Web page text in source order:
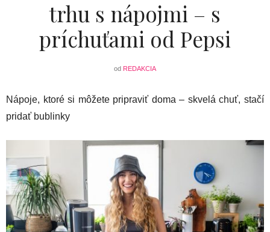
trhu s nápojmi – s
príchuťami od Pepsi
od REDAKCIA
Nápoje, ktoré si môžete pripraviť doma – skvelá chuť, stačí
pridať bublinky